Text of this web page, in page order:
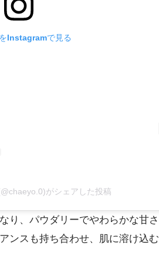
Instagramで見る
がシェアした投稿
り、パウダリーでやわらかな甘
ンスも持ち合わせ、肌に溶け込